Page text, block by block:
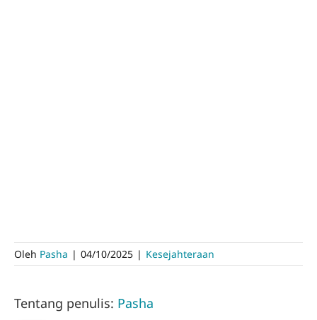
Oleh Pasha | 04/10/2025 | Kesejahteraan
Tentang penulis: Pasha